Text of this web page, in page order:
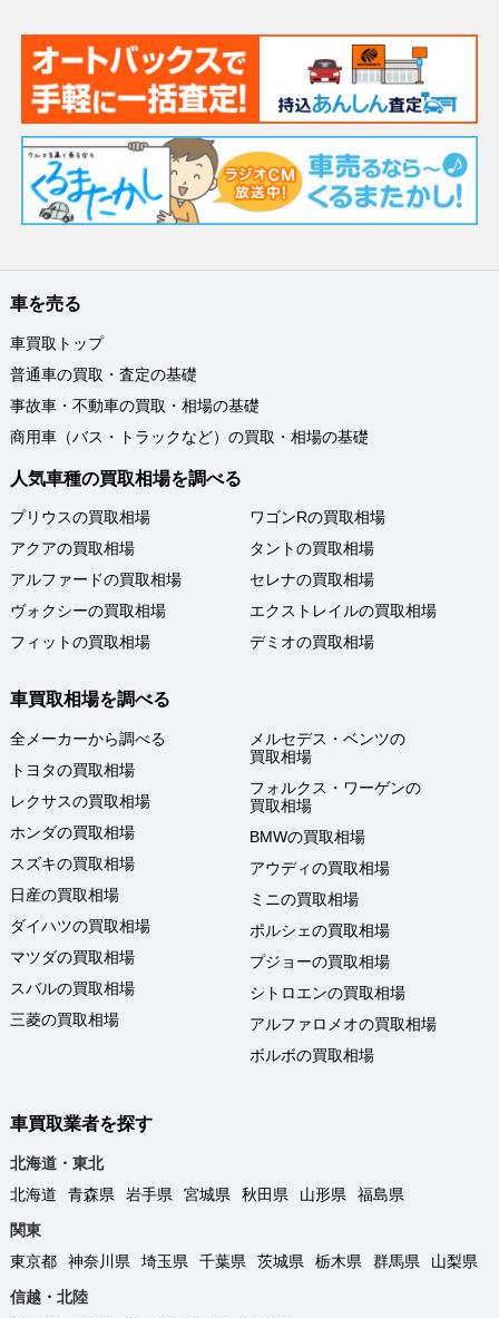
車を売る
車買取トップ
普通車の買取・査定の基礎
事故車・不動車の買取・相場の基礎
商用車（バス・トラックなど）の買取・相場の基礎
人気車種の買取相場を調べる
プリウスの買取相場
アクアの買取相場
アルファードの買取相場
ヴォクシーの買取相場
フィットの買取相場
ワゴンRの買取相場
タントの買取相場
セレナの買取相場
エクストレイルの買取相場
デミオの買取相場
車買取相場を調べる
全メーカーから調べる
トヨタの買取相場
レクサスの買取相場
ホンダの買取相場
スズキの買取相場
日産の買取相場
ダイハツの買取相場
マツダの買取相場
スバルの買取相場
三菱の買取相場
メルセデス・ベンツの
買取相場
フォルクス・ワーゲンの
買取相場
BMWの買取相場
アウディの買取相場
ミニの買取相場
ポルシェの買取相場
プジョーの買取相場
シトロエンの買取相場
アルファロメオの買取相場
ボルボの買取相場
車買取業者を探す
北海道・東北
北海道
青森県 岩手県 宮城県 秋田県 山形県
福島県
関東
東京都
神奈川県 埼玉県 千葉県 茨城県 栃木県 群馬県
山梨県
信越・北陸